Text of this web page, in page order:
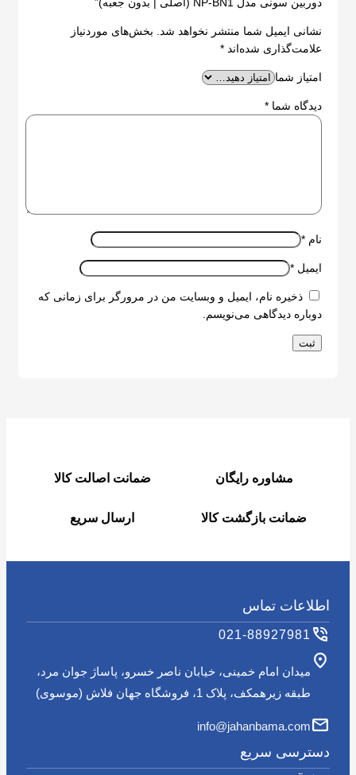
نشانی ایمیل شما منتشر نخواهد شد.
بخش‌های موردنیاز
علامت‌گذاری شده‌اند *
امتیاز شما
دیدگاه شما *
نام *
ایمیل *
ذخیره نام، ایمیل و وبسایت من در مرورگر برای زمانی که
دوباره دیدگاهی می‌نویسم.
مشاوره رایگان ضمانت اصالت کالا
ضمانت بازگشت کالا ارسال سریع
اطلاعات تماس
021-88927981
میدان امام خمینی، خیابان ناصر خسرو، پاساژ جوان مرد،
طبقه زیرهمکف، پلاک 1، فروشگاه جهان فلاش (موسوی)
info@jahanbama.com
دسترسی سریع